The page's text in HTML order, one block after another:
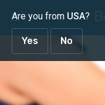
Are you from USA?
Yes No